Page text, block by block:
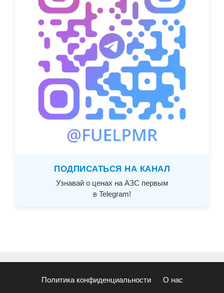
ПОДПИСАТЬСЯ НА КАНАЛ
Узнавай о ценах на АЗС первым
в Telegram!
Политика конфиденциальности О нас